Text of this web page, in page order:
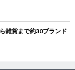
雑貨まで約30ブランド